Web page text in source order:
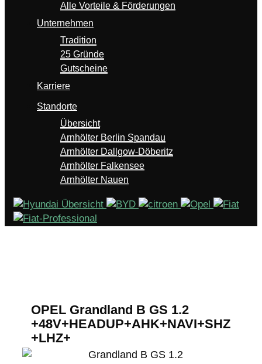
Alle Vorteile & Förderungen
Unternehmen
Tradition
25 Gründe
Gutscheine
Karriere
Standorte
Übersicht
Arnhölter Berlin Spandau
Arnhölter Dallgow-Döberitz
Arnhölter Falkensee
Arnhölter Nauen
OPEL Grandland B GS 1.2
+48V+HEADUP+AHK+NAVI+SHZ
+LHZ+